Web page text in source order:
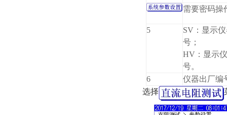
需要密码操
5
SV：显示
号；
HV：显示
号。
6
仪器出厂编
选择